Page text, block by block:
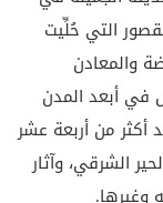
التي حُلِّيت
والمعادن
أبعد المدن
أكثر من أربعة عشر
الشرقي، وآثار
وغيرها.